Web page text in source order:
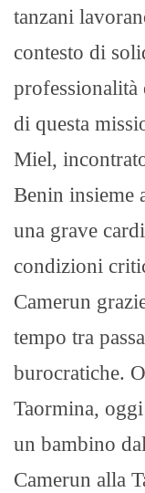
tanzani
contesto di
di questa
Miel,
Benin insieme
una grave
condizioni
Camerun
tempo tra
burocratiche.
Taormina,
un bambino
Camerun alla